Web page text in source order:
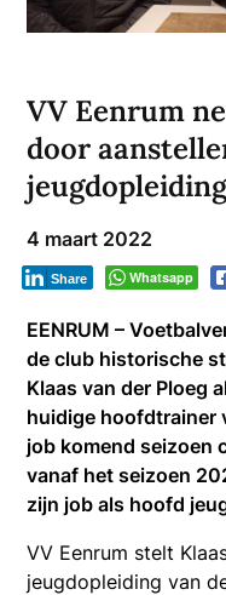
VV Eenrum
door
4 maart 2022
Whatsapp
Share
EENRUM –
de club historische
Klaas van der Ploeg
huidige hoofdtrainer
job komend seizoen
vanaf het seizoen
zijn job als hoofd
VV Eenrum stelt
jeugdopleiding van